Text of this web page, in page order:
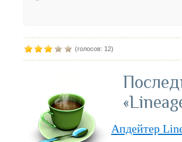
(голосов: 12)
Апдейтер